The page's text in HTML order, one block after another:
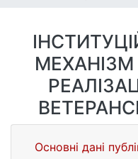
Основні дані